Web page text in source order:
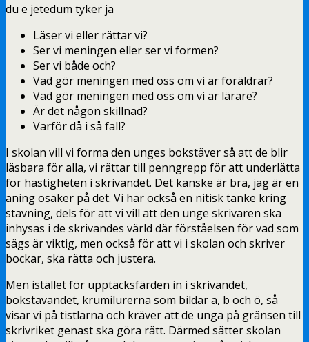
du e jetedum tyker ja
Läser vi eller rättar vi?
Ser vi meningen eller ser vi formen?
Ser vi både och?
Vad gör meningen med oss om vi är föräldrar?
Vad gör meningen med oss om vi är lärare?
Är det någon skillnad?
Varför då i så fall?
I skolan vill vi forma den unges bokstäver så att de blir
läsbara för alla, vi rättar till penngrepp för att underlätta
för hastigheten i skrivandet. Det kanske är bra, jag är en
aning osäker på det. Vi har också en nitisk tanke kring
stavning, dels för att vi vill att den unge skrivaren ska
inhysas i de skrivandes värld där förståelsen för vad som
sägs är viktig, men också för att vi i skolan och skriver
bockar, ska rätta och justera.
Men istället för upptäcksfärden in i skrivandet,
bokstavandet, krumilurerna som bildar a, b och ö, så
visar vi på tistlarna och kräver att de unga på gränsen till
skrivriket genast ska göra rätt. Därmed sätter skolan